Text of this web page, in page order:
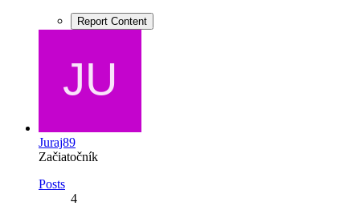
Report Content
Juraj89
Začiatočník
Posts
4